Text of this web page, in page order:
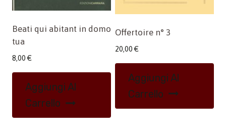
Beati qui abitant in domo
tua
8,00 €
Aggiungi Al
Carrello
Offertoire n° 3
20,00 €
Aggiungi Al
Carrello